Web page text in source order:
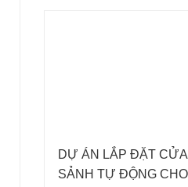
DỰ ÁN LẮP ĐẶT CỬA
SẢNH TỰ ĐỘNG CHO